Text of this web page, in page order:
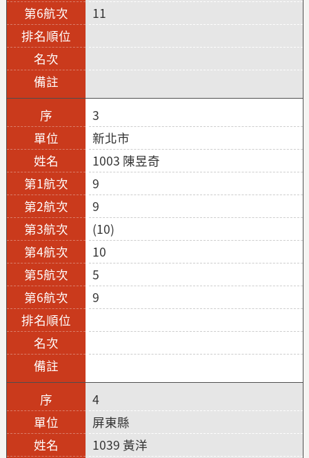
11
3
新北市
1003 陳昱奇
9
9
(10)
10
5
9
4
屏東縣
1039 黃洋